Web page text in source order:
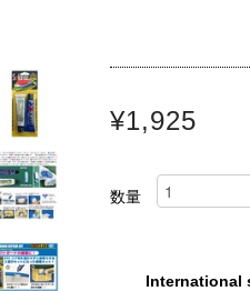
¥1,925
数量
International